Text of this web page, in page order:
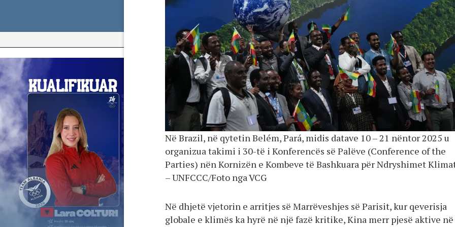
Në Brazil, në qytetin Belém, Pará, midis datave 10 – 21 nëntor 2025 u
organizua takimi i 30-të i Konferencës së Palëve (Conference of the
Parties) nën Kornizën e Kombeve të Bashkuara për Ndryshimet
– UNFCCC/Foto nga VCG
Në dhjetë vjetorin e arritjes së Marrëveshjes së Parisit, kur qeverisja
globale e klimës ka hyrë në një fazë kritike, Kina merr pjesë aktive në